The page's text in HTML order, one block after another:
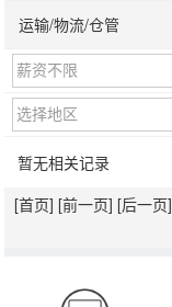
运输/物流/仓管
薪资不限
选择地区
暂无相关记录
[首页] [前一页] [后一页]